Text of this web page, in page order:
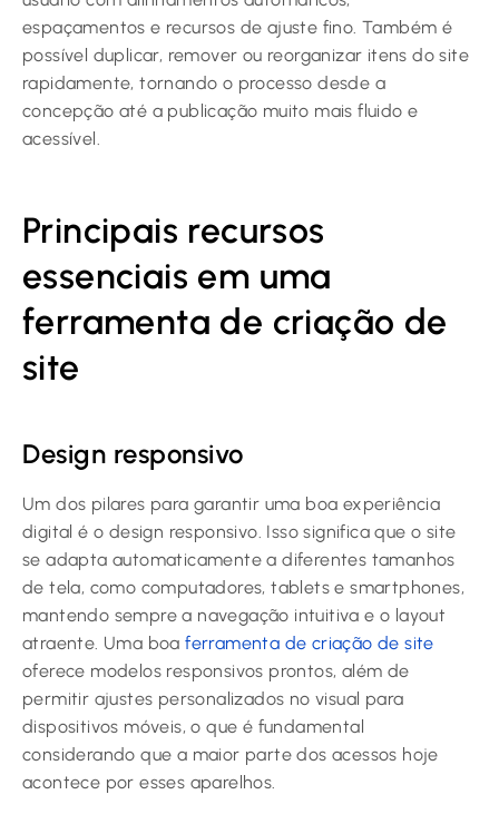
espaçamentos e recursos de ajuste fino. Também é
possível duplicar, remover ou reorganizar itens do site
rapidamente, tornando o processo desde a
concepção até a publicação muito mais fluido e
acessível.
Principais recursos
essenciais em uma
ferramenta de criação de
site
Design responsivo
Um dos pilares para garantir uma boa experiência
digital é o design responsivo. Isso significa que o site
se adapta automaticamente a diferentes tamanhos
de tela, como computadores, tablets e smartphones,
mantendo sempre a navegação intuitiva e o layout
atraente. Uma boaferramenta de criação de site
oferece modelos responsivos prontos, além de
permitir ajustes personalizados no visual para
dispositivos móveis, o que é fundamental
considerando que a maior parte dos acessos hoje
acontece por esses aparelhos.